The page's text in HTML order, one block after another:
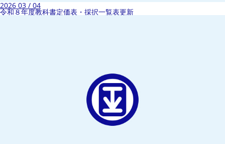
2026 03 / 04
令和８年度教科書定価表・採択一覧表更新